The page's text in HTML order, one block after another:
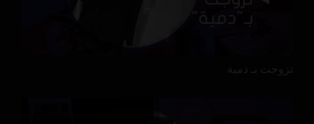
تزوجت بـ دمية